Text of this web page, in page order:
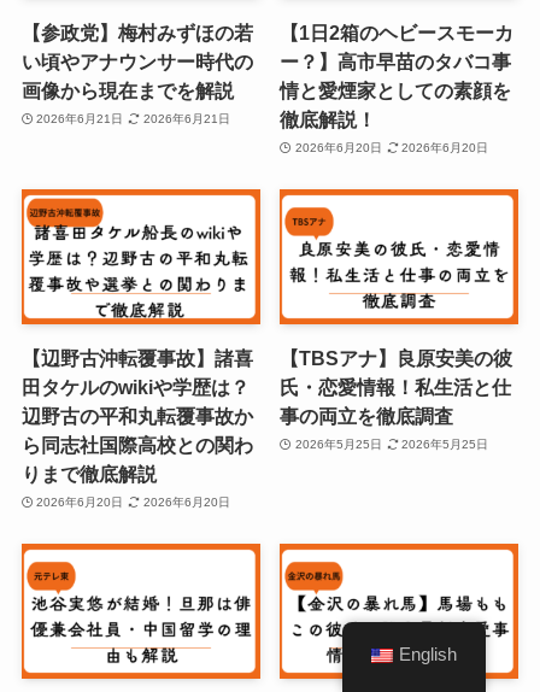
【参政党】梅村みずほの若
い頃やアナウンサー時代の
画像から現在までを解説
2026年6月21日 2026年6月21日
【1日2箱のヘビースモーカ
ー？】高市早苗のタバコ事
情と愛煙家としての素顔を
徹底解説！
2026年6月20日 2026年6月20日
【辺野古沖転覆事故】諸喜
田タケルのwikiや学歴は？
辺野古の平和丸転覆事故か
ら同志社国際高校との関わ
りまで徹底解説
2026年6月20日 2026年6月20日
【TBSアナ】良原安美の彼
氏・恋愛情報！私生活と仕
事の両立を徹底調査
2026年5月25日 2026年5月25日
English